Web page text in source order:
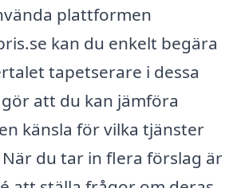
plattformen
kan du enkelt begära
tapetserare i dessa
att du kan jämföra
känsla för vilka tjänster
du tar in flera förslag är